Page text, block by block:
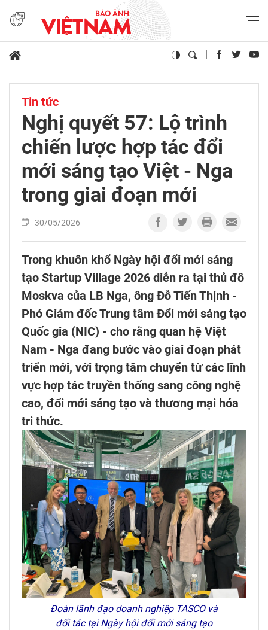
Tin tức
Nghị quyết 57: Lộ trình
chiến lược hợp tác đổi
mới sáng tạo Việt - Nga
trong giai đoạn mới
30/05/2026
Trong khuôn khổ Ngày hội đổi mới sáng
tạo Startup Village 2026 diễn ra tại thủ đô
Moskva của LB Nga, ông Đỗ Tiến Thịnh -
Phó Giám đốc Trung tâm Đổi mới sáng tạo
Quốc gia (NIC) - cho rằng quan hệ Việt
Nam - Nga đang bước vào giai đoạn phát
triển mới, với trọng tâm chuyển từ các lĩnh
vực hợp tác truyền thống sang công nghệ
cao, đổi mới sáng tạo và thương mại hóa
tri thức.
Đoàn lãnh đạo doanh nghiệp TASCO và
đối tác tại Ngày hội đổi mới sáng tạo